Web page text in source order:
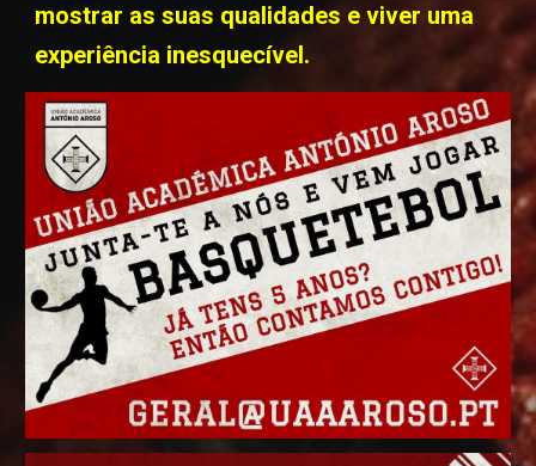
mostrar as suas qualidades e viver uma
experiência inesquecível.